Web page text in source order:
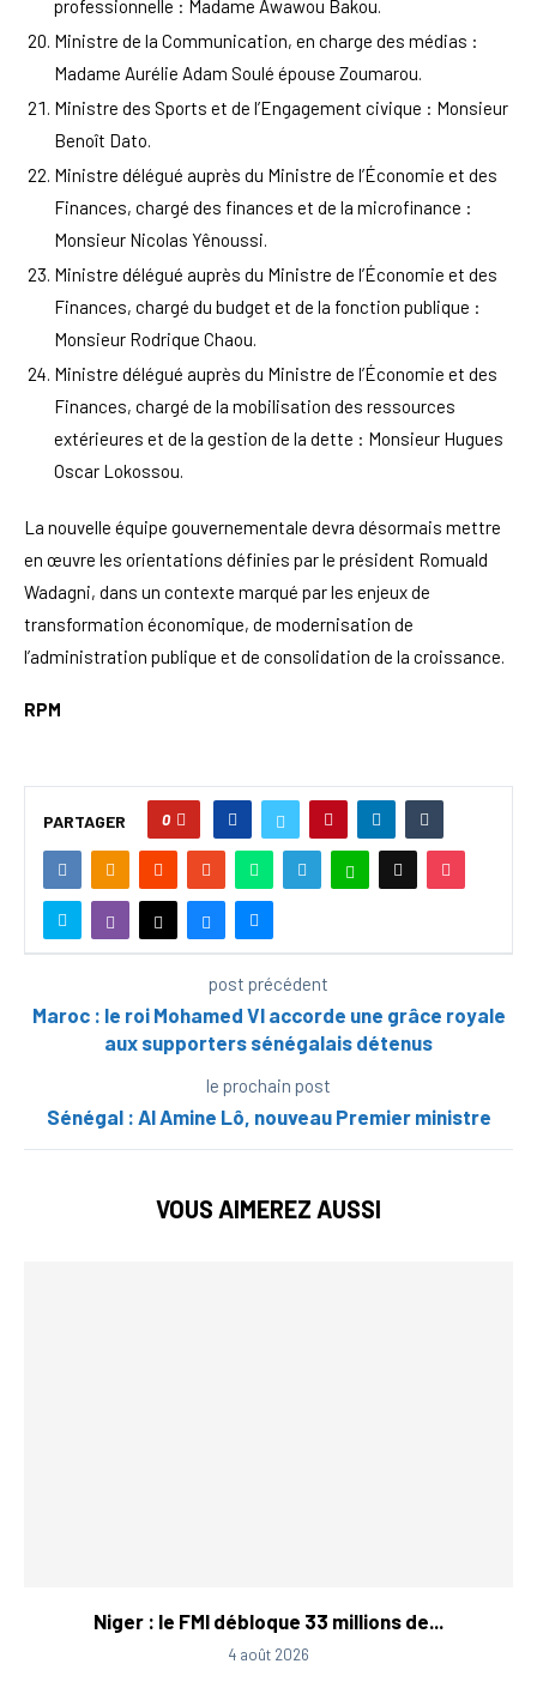
professionnelle : Madame Awawou Bakou.
Ministre de la Communication, en charge des médias :
Madame Aurélie Adam Soulé épouse Zoumarou.
Ministre des Sports et de l’Engagement civique : Monsieur
Benoît Dato.
Ministre délégué auprès du Ministre de l’Économie et des
Finances, chargé des finances et de la microfinance :
Monsieur Nicolas Yênoussi.
Ministre délégué auprès du Ministre de l’Économie et des
Finances, chargé du budget et de la fonction publique :
Monsieur Rodrique Chaou.
Ministre délégué auprès du Ministre de l’Économie et des
Finances, chargé de la mobilisation des ressources
extérieures et de la gestion de la dette : Monsieur Hugues
Oscar Lokossou.
La nouvelle équipe gouvernementale devra désormais mettre
en œuvre les orientations définies par le président Romuald
Wadagni, dans un contexte marqué par les enjeux de
transformation économique, de modernisation de
l’administration publique et de consolidation de la croissance.
RPM
PARTAGER 0
post précédent
Maroc : le roi Mohamed VI accorde une grâce royale
aux supporters sénégalais détenus
le prochain post
Sénégal : Al Amine Lô, nouveau Premier ministre
VOUS AIMEREZ AUSSI
Niger : le FMI débloque 33 millions de...
4 août 2026